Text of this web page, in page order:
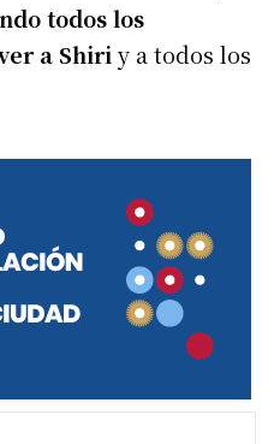
todos los
a Shiriy a todos los